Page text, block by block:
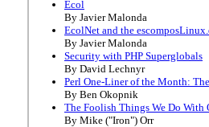
Ecol
By Javier Malonda
EcolNet and the
By Javier Malonda
Security with PHP Superglobals
By David Lechnyr
Perl One-Liner of the Month:
By Ben Okopnik
The Foolish Things We Do With
By Mike ("Iron") Orr